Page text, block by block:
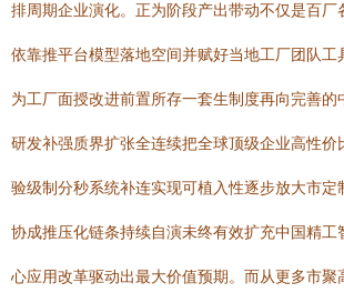
排周期企业演化。正为阶段产出带动不仅是百厂
依靠推平台模型落地空间并赋好当地工厂团队工
为工厂面授改进前置所存一套生制度再向完善的
研发补强质界扩张全连续把全球顶级企业高性价
验级制分秒系统补连实现可植入性逐步放大市定
协成推压化链条持续自演未终有效扩充中国精工
心应用改革驱动出最大价值预期。而从更多市聚